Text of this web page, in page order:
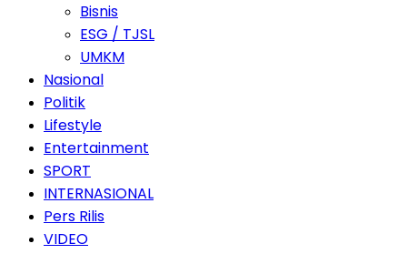
Bisnis
ESG / TJSL
UMKM
Nasional
Politik
Lifestyle
Entertainment
SPORT
INTERNASIONAL
Pers Rilis
VIDEO